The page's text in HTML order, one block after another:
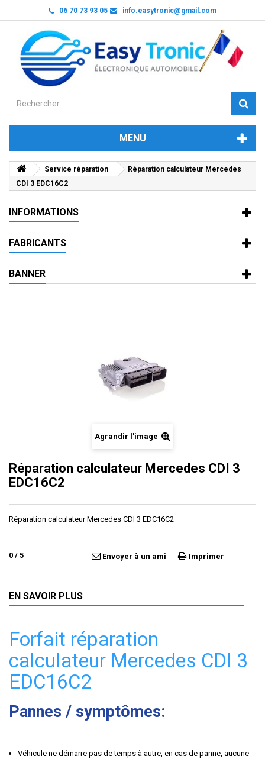
06 70 73 93 05 info.easytronic@gmail.com
MENU
Service réparation
Réparation calculateur Mercedes
CDI 3 EDC16C2
INFORMATIONS
FABRICANTS
BANNER
Agrandir l'image
Réparation calculateur Mercedes CDI 3
EDC16C2
Réparation calculateur Mercedes CDI 3 EDC16C2
0 / 5 Envoyer à un ami Imprimer
EN SAVOIR PLUS
Forfait réparation
calculateur Mercedes CDI 3
EDC16C2
Pannes / symptômes:
Véhicule ne démarre pas de temps à autre, en cas de panne, aucune